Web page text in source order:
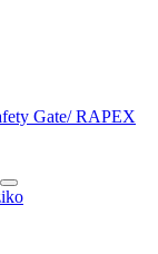
Gate/ RAPEX